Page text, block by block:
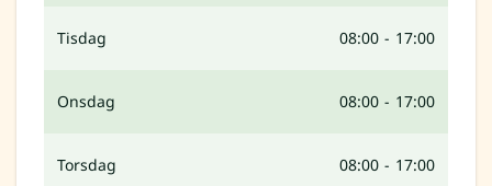
Tisdag 08:00 - 17:00
Onsdag 08:00 - 17:00
Torsdag 08:00 - 17:00